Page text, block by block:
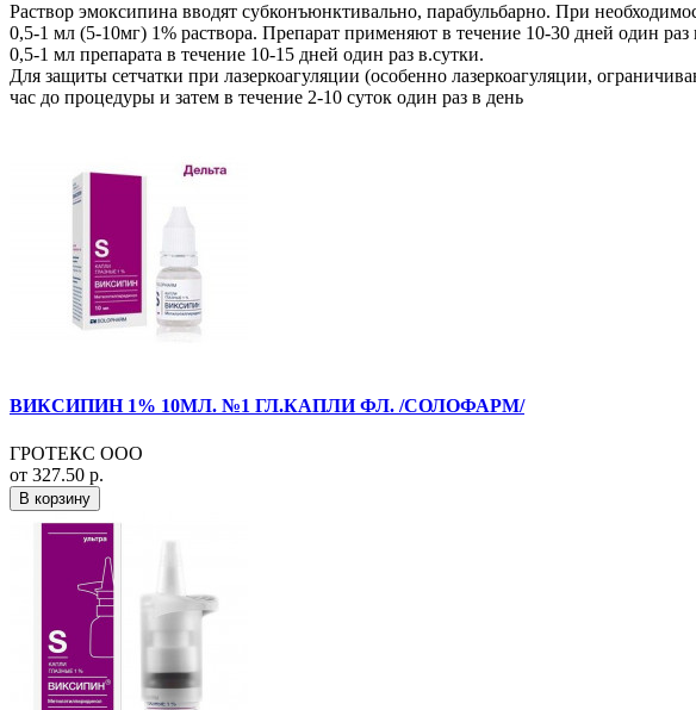
Раствор эмоксипина вводят субконъюнктивально, парабульбарно. При
0,5-1 мл (5-10мг) 1% раствора. Препарат применяют в течение 10-30 дней один
0,5-1 мл препарата в течение 10-15 дней один раз в.сутки.
Для защиты сетчатки при лазеркоагуляции (особенно лазеркоагуляции,
час до процедуры и затем в течение 2-10 суток один раз в день
ВИКСИПИН 1% 10МЛ. №1 ГЛ.КАПЛИ ФЛ. /СОЛОФАРМ/
ГРОТЕКС ООО
от 327.50 р.
В корзину